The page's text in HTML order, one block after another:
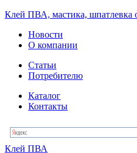
Клей ПВА, мастика, шпатлевка
Новости
О компании
Статьи
Потребителю
Каталог
Контакты
Клей ПВА